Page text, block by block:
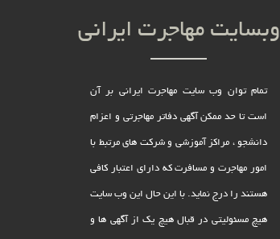
وبسایت مهاجرت ایرانی
تمام توان وب سایت مهاجرت ایرانی بر آن
است تا حد ممکن آگهی دفاتر مهاجرتی و اعزام
دانشجو ، مراکز آموزشی و شرکت های مرتبط با
امور مهاجرت و مسافرت که دارای اعتبار کافی
هستند را درج نماید. با این حال این وب سایت
هیچ مسئولیتی در قبال هیچ یک از آگهی ها و